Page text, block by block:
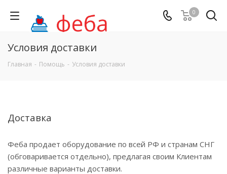
0
Условия доставки
Главная - Помощь - Условия доставки
Доставка
Феба продает оборудование по всей РФ и странам СНГ
(обговаривается отдельно), предлагая своим Клиентам
различные варианты доставки.